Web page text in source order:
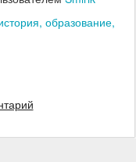
образование